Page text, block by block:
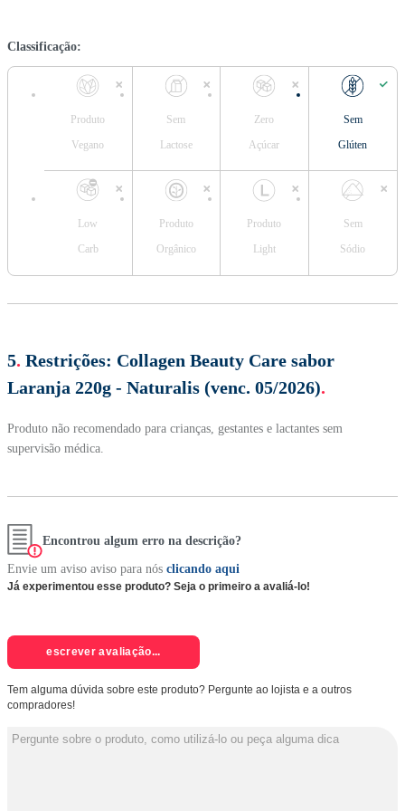
Classificação:
Produto
Vegano
Sem
Lactose
Zero
Açúcar
Sem
Glúten
Low
Carb
Produto
Orgânico
Produto
Light
Sem
Sódio
5. Restrições: Collagen Beauty Care sabor
Laranja 220g - Naturalis (venc. 05/2026).
Produto não recomendado para crianças, gestantes e lactantes sem
supervisão médica.
Encontrou algum erro na descrição?
Envie um aviso aviso para nós clicando aqui
Já experimentou esse produto? Seja o primeiro a avaliá-lo!
escrever avaliação...
Tem alguma dúvida sobre este produto? Pergunte ao lojista e a outros
compradores!